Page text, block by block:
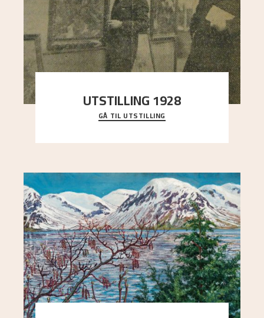
UTSTILLING 1928
Då Astrup døydde i 1928, tok vennene Moritz
Kaland og Simon Thorbjørnsen initiativ til å
GÅ TIL UTSTILLING